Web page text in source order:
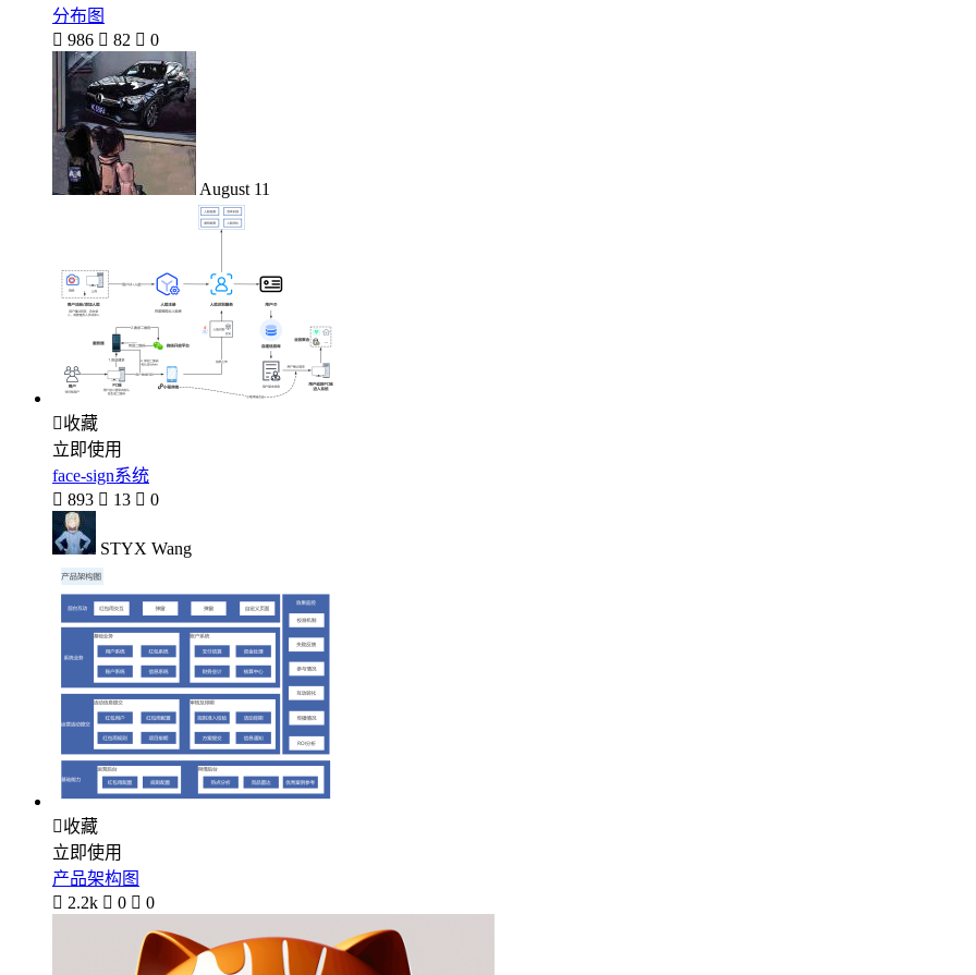
分布图
 986  82  0
August 11
收藏
立即使用
face-sign系统
 893  13  0
STYX Wang
收藏
立即使用
产品架构图
 2.2k  0  0